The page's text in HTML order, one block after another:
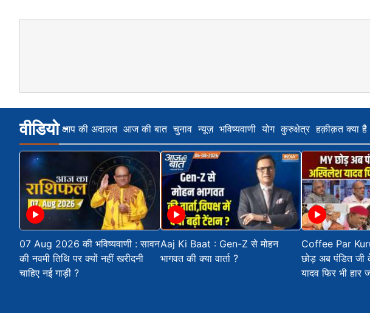
वीडियो आप की अदालत आज की बात चुनाव न्यूज़ भविष्यवाणी योग कुरुक्षेत्र हक़ीक़त क्या है
07 Aug 2026 की भविष्यवाणी : सावन
की नवमी तिथि पर क्यों नहीं खरीदनी
चाहिए नई गाड़ी ?
Aaj Ki Baat : Gen-Z से मोहन
भागवत की क्या वार्ता ?
Coffee Par
छोड़ अब पंडित
यादव फिर भी हार